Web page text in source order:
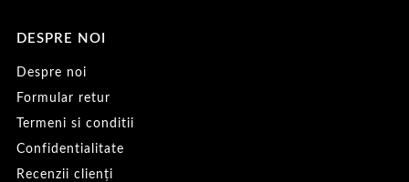
DESPRE NOI
Despre noi
Formular retur
Termeni si conditii
Confidentialitate
Recenzii clienți